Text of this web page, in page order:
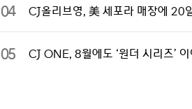
04 CJ올리브영, 美 세포라 매장에 20
05 CJ ONE, 8월에도 ‘원더 시리즈’